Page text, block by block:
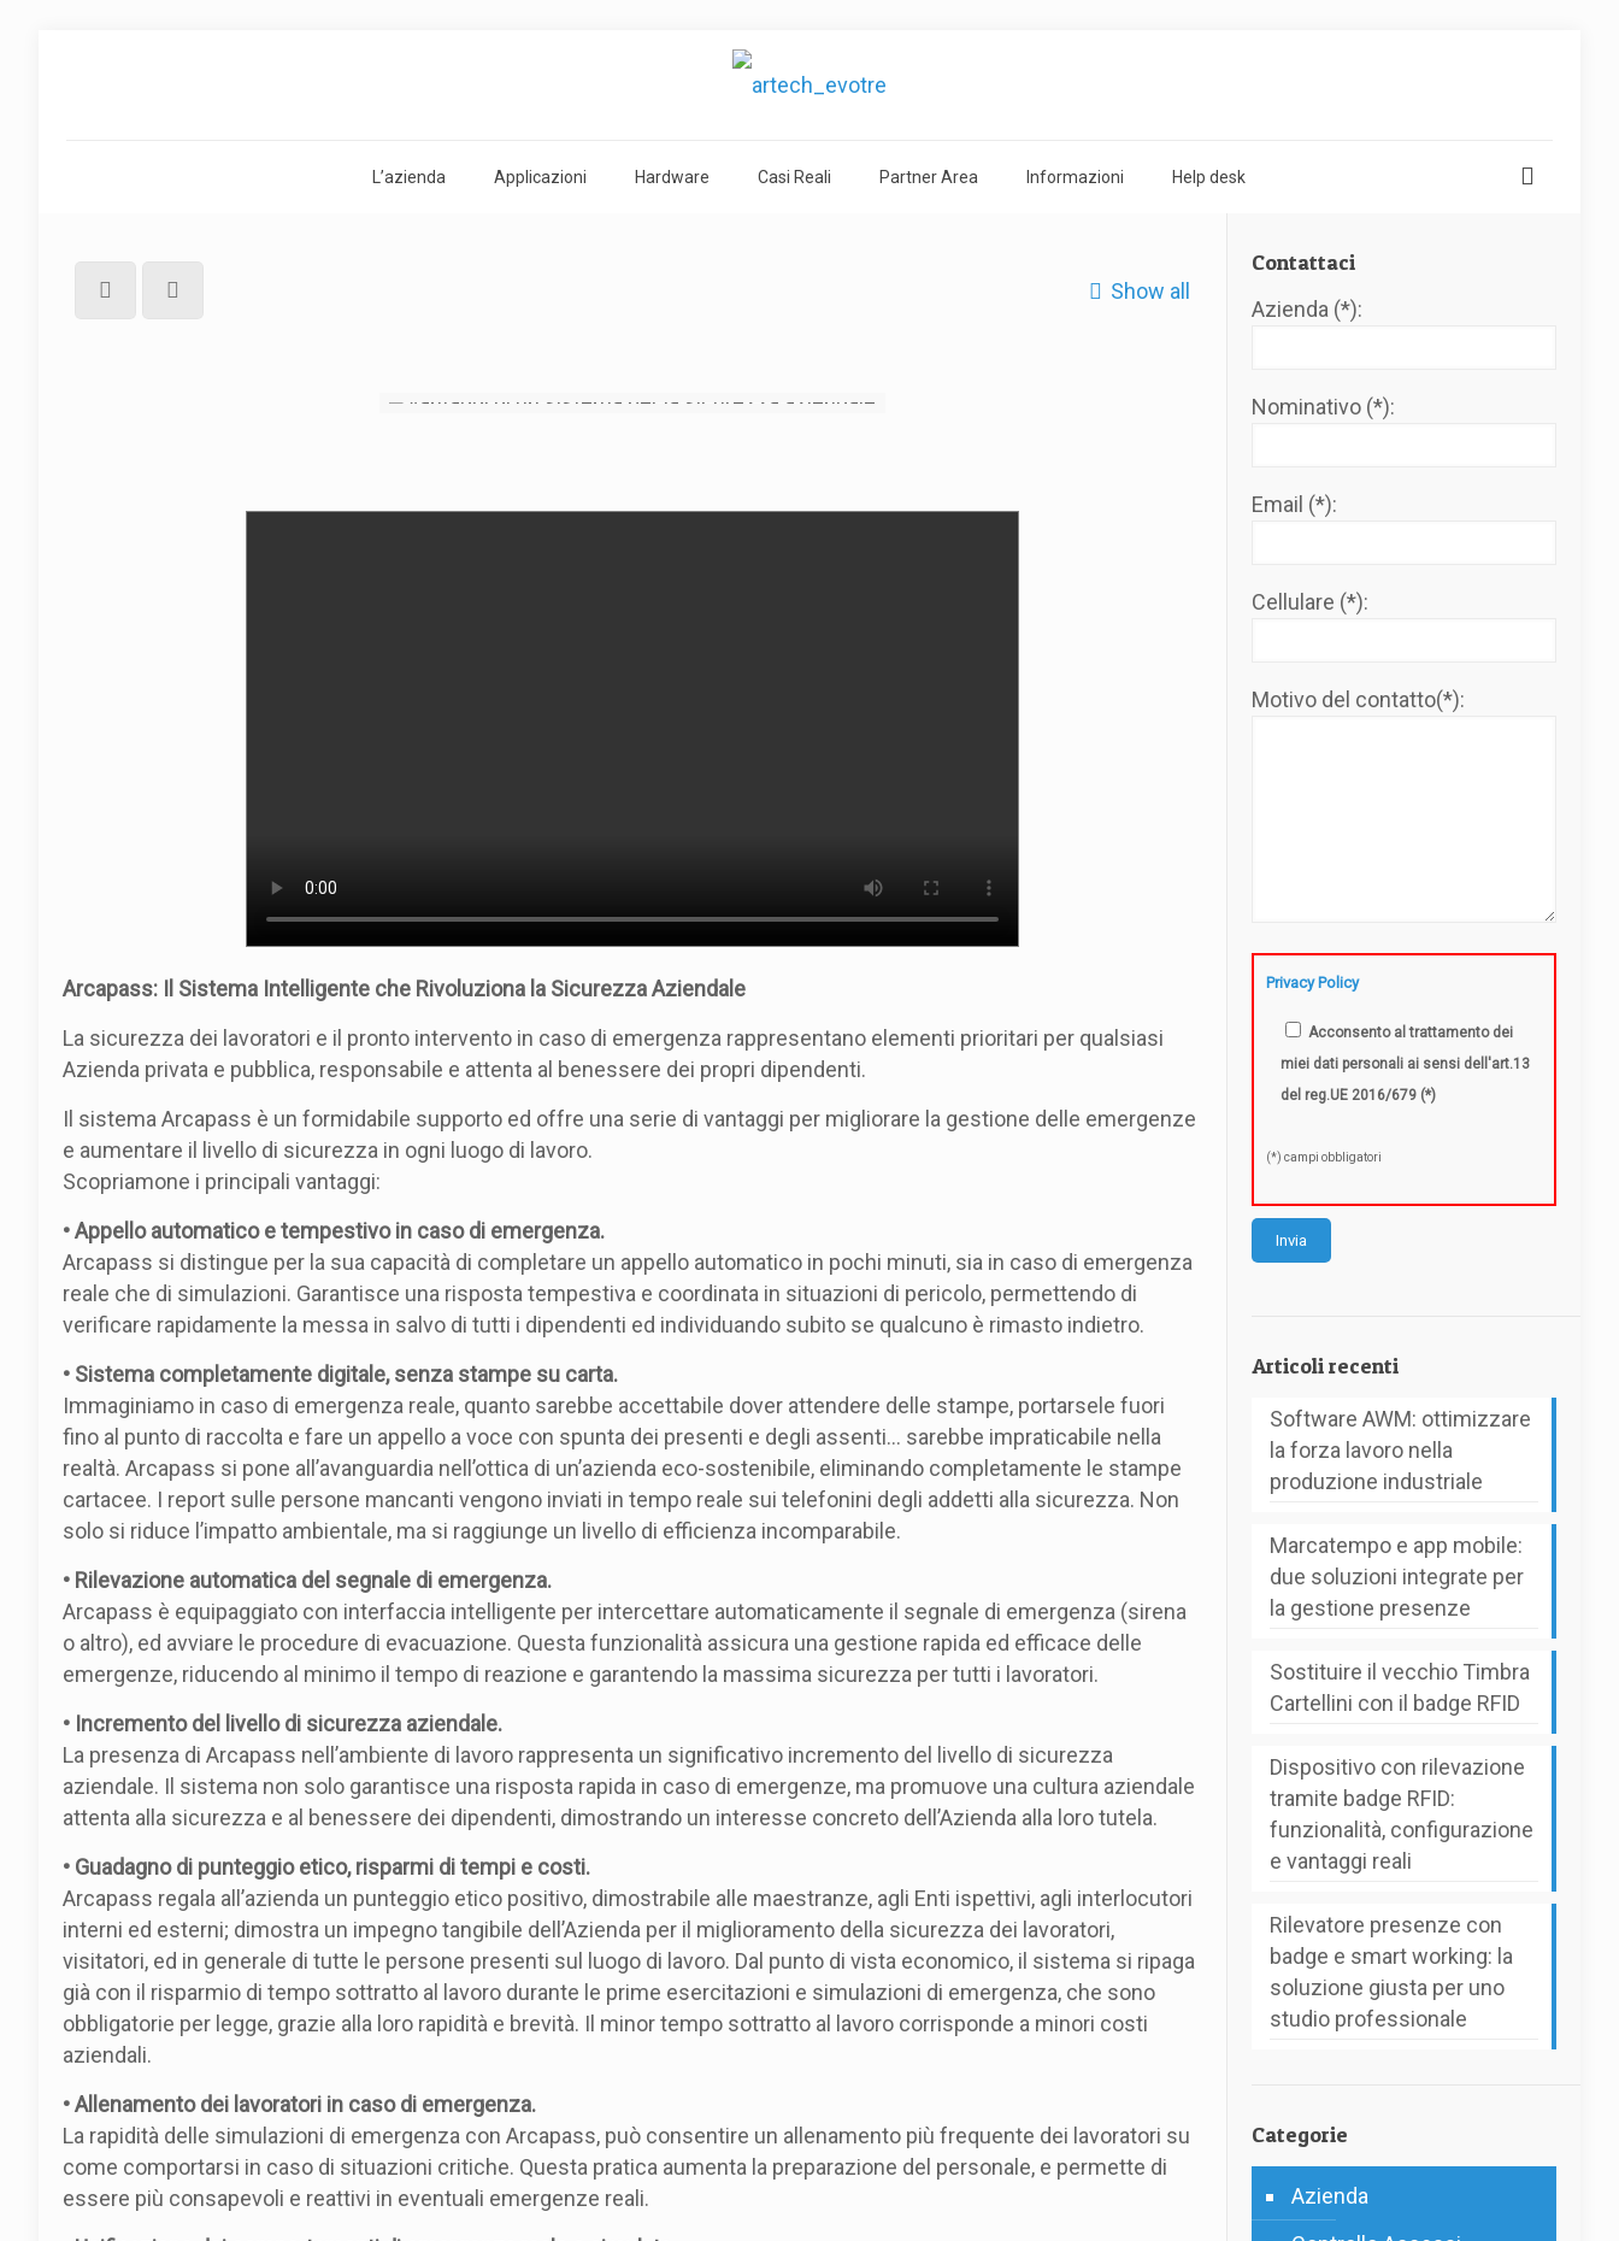
L’azienda Applicazioni Hardware Casi Reali Partner Area Informazioni Help desk
Show all
Arcapass: Il Sistema Intelligente che Rivoluziona la Sicurezza Aziendale
La sicurezza dei lavoratori e il pronto intervento in caso di emergenza rappresentano elementi prioritari per qualsiasi
Azienda privata e pubblica, responsabile e attenta al benessere dei propri dipendenti.
Il sistema Arcapass è un formidabile supporto ed offre una serie di vantaggi per migliorare la gestione delle emergenze
e aumentare il livello di sicurezza in ogni luogo di lavoro.
Scopriamone i principali vantaggi:
• Appello automatico e tempestivo in caso di emergenza.
Arcapass si distingue per la sua capacità di completare un appello automatico in pochi minuti, sia in caso di emergenza
reale che di simulazioni. Garantisce una risposta tempestiva e coordinata in situazioni di pericolo, permettendo di
verificare rapidamente la messa in salvo di tutti i dipendenti ed individuando subito se qualcuno è rimasto indietro.
• Sistema completamente digitale, senza stampe su carta.
Immaginiamo in caso di emergenza reale, quanto sarebbe accettabile dover attendere delle stampe, portarsele fuori
fino al punto di raccolta e fare un appello a voce con spunta dei presenti e degli assenti… sarebbe impraticabile nella
realtà. Arcapass si pone all’avanguardia nell’ottica di un’azienda eco-sostenibile, eliminando completamente le stampe
cartacee. I report sulle persone mancanti vengono inviati in tempo reale sui telefonini degli addetti alla sicurezza. Non
solo si riduce l’impatto ambientale, ma si raggiunge un livello di efficienza incomparabile.
• Rilevazione automatica del segnale di emergenza.
Arcapass è equipaggiato con interfaccia intelligente per intercettare automaticamente il segnale di emergenza (sirena
o altro), ed avviare le procedure di evacuazione. Questa funzionalità assicura una gestione rapida ed efficace delle
emergenze, riducendo al minimo il tempo di reazione e garantendo la massima sicurezza per tutti i lavoratori.
• Incremento del livello di sicurezza aziendale.
La presenza di Arcapass nell’ambiente di lavoro rappresenta un significativo incremento del livello di sicurezza
aziendale. Il sistema non solo garantisce una risposta rapida in caso di emergenze, ma promuove una cultura aziendale
attenta alla sicurezza e al benessere dei dipendenti, dimostrando un interesse concreto dell’Azienda alla loro tutela.
• Guadagno di punteggio etico, risparmi di tempi e costi.
Arcapass regala all’azienda un punteggio etico positivo, dimostrabile alle maestranze, agli Enti ispettivi, agli interlocutori
interni ed esterni; dimostra un impegno tangibile dell’Azienda per il miglioramento della sicurezza dei lavoratori,
visitatori, ed in generale di tutte le persone presenti sul luogo di lavoro. Dal punto di vista economico, il sistema si ripaga
già con il risparmio di tempo sottratto al lavoro durante le prime esercitazioni e simulazioni di emergenza, che sono
obbligatorie per legge, grazie alla loro rapidità e brevità. Il minor tempo sottratto al lavoro corrisponde a minori costi
aziendali.
• Allenamento dei lavoratori in caso di emergenza.
La rapidità delle simulazioni di emergenza con Arcapass, può consentire un allenamento più frequente dei lavoratori su
come comportarsi in caso di situazioni critiche. Questa pratica aumenta la preparazione del personale, e permette di
essere più consapevoli e reattivi in eventuali emergenze reali.
Contattaci
Azienda (*):
Nominativo (*):
Email (*):
Cellulare (*):
Motivo del contatto(*):
Privacy Policy
Acconsento al trattamento dei
miei dati personali ai sensi dell'art.13
del reg.UE 2016/679 (*)
(*) campi obbligatori
Articoli recenti
Software AWM: ottimizzare
la forza lavoro nella
produzione industriale
Marcatempo e app mobile:
due soluzioni integrate per
la gestione presenze
Sostituire il vecchio Timbra
Cartellini con il badge RFID
Dispositivo con rilevazione
tramite badge RFID:
funzionalità, configurazione
e vantaggi reali
Rilevatore presenze con
badge e smart working: la
soluzione giusta per uno
studio professionale
Categorie
Azienda